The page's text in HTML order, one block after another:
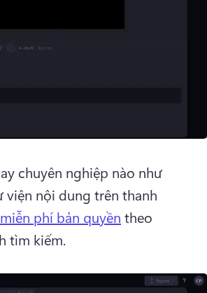
chuyên nghiệp nào như
viện nội dung trên thanh
phí bản quyền theo
tìm kiếm.